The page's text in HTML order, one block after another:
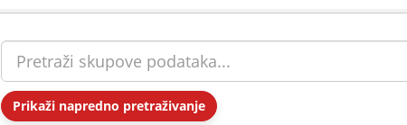
Prikaži napredno pretraživanje